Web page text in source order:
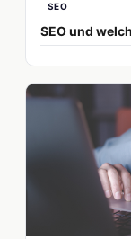
SEO
SEO und